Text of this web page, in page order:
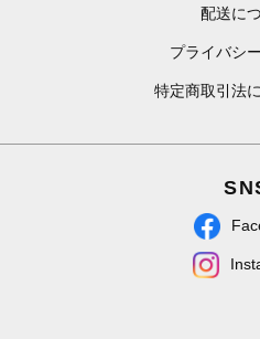
配送に
プライバシ
特定商取引法